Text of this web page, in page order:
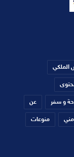
الملكي
و سفر عن
منوعات